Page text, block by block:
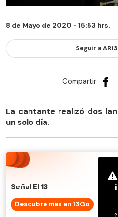
8 de Mayo de 2020 - 15:53 hrs.
Seguir a
Compartir
La cantante realizó dos
un solo día.
Señal El 13
Descubre más en 13Go